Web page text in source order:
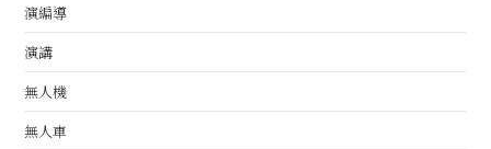
演編導
演講
無人機
無人車